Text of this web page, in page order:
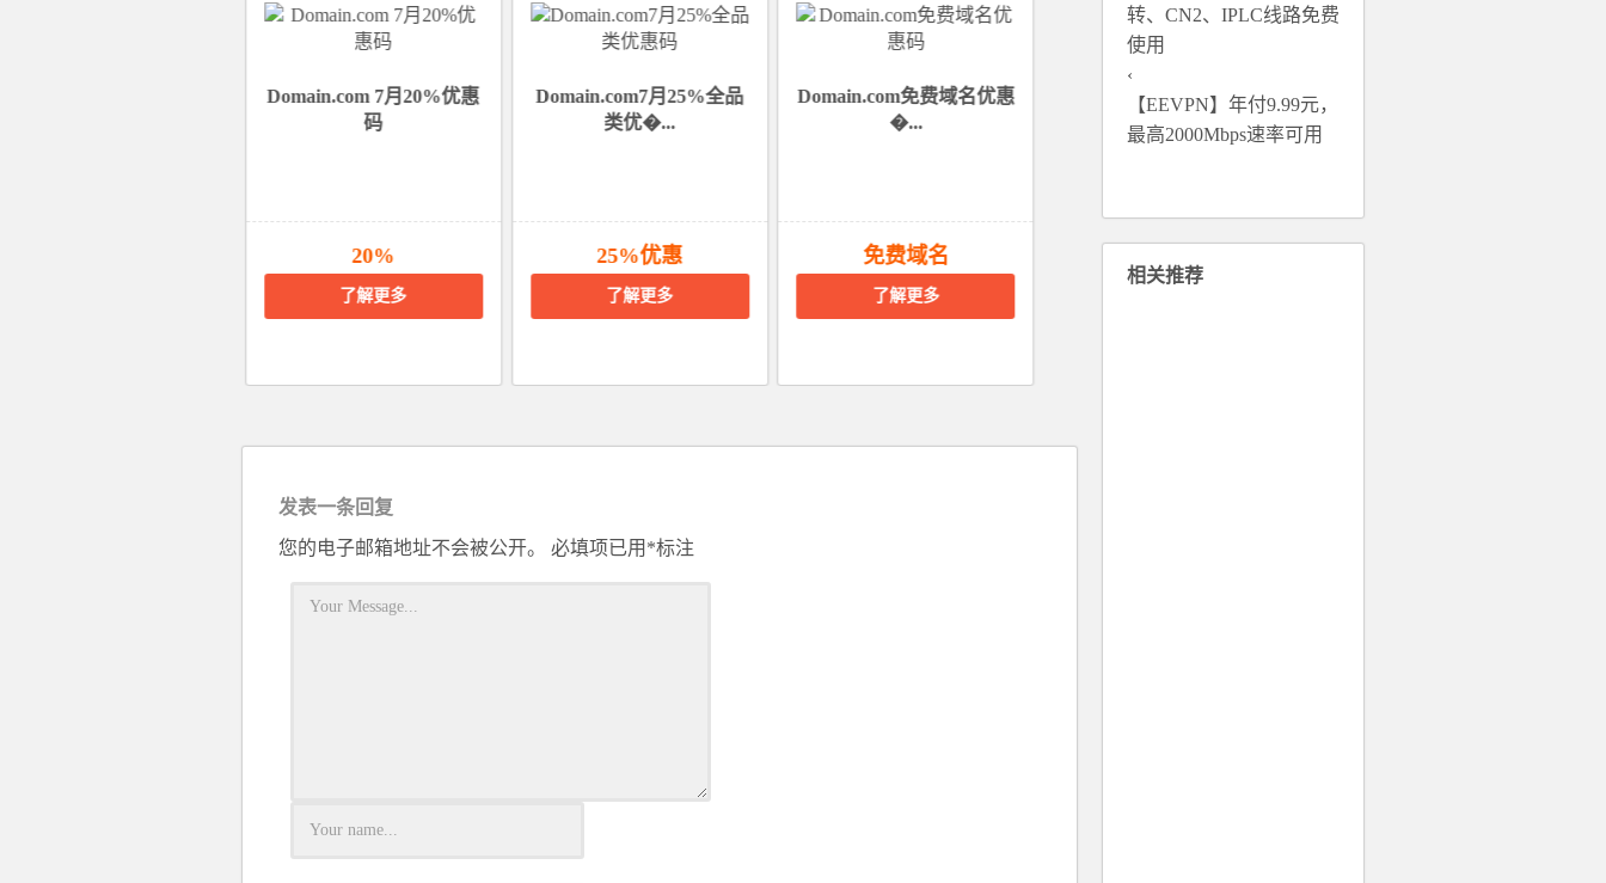
Domain.com 7月20%优惠
码
20%
了解更多
Domain.com7月25%全品
类优�...
25%优惠
了解更多
Domain.com免费域名优惠
�...
免费域名
了解更多
Domain.com美国独立日优
�...
发表一条回复
您的电子邮箱地址不会被公开。
必填项已用 *标注
转、CN2、IPLC线路免费
使用
【EEVPN】年付9.99元，
最高2000Mbps速率可用
相关推荐